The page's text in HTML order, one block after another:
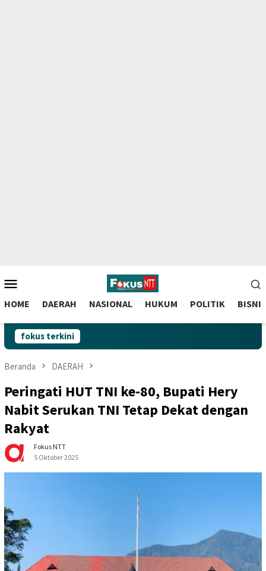
to
contentMobile
HOME DAERAH NASIONAL HUKUM POLITIK BISNIS
fokus terkini
Beranda DAERAH
Peringati HUT TNI ke-80, Bupati Hery
Nabit Serukan TNI Tetap Dekat dengan
Rakyat
Fokus NTT
5 Oktober 2025